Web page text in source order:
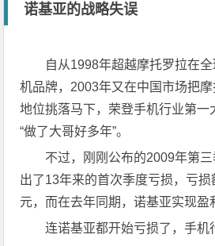
诺基亚的战略失误
自从1998年超越摩托罗拉在
机品牌，2003年又在中国市场把
地位挑落马下，荣登手机行业第一
“做了大哥好多年”。
不过，刚刚公布的2009年第
出了13年来的首次季度亏损，亏
元，而在去年同期，诺基亚实现盈
连诺基亚都开始亏损了，手机